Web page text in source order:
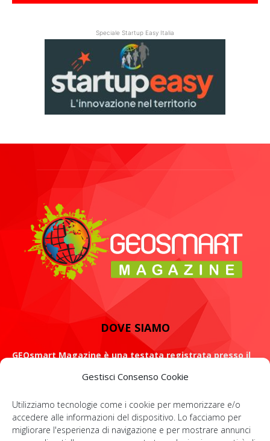
Gestisci Consenso Cookie
Utilizziamo tecnologie come i cookie per memorizzare e/o
accedere alle informazioni del dispositivo. Lo facciamo per
migliorare l'esperienza di navigazione e per mostrare annunci
Speciale Startup Easy Italia
DOVE SIAMO
GEOsmart Magazine è una testata registrata presso il
ROMA: Via Casilina 98, 00182
Contattaci:info@geosmartmagazine.it